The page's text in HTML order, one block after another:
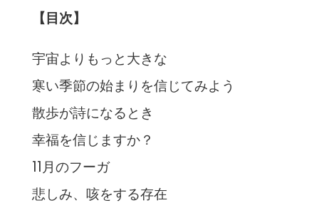
【目次】
宇宙よりもっと大きな
寒い季節の始まりを信じてみよう
散歩が詩になるとき
幸福を信じますか？
11月のフーガ
悲しみ、咳をする存在